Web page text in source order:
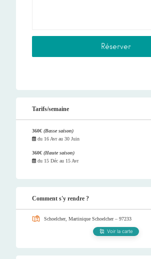
Tarifs/semaine
360€ (Basse saison)
du 16 Avrau 30 Juin
360€ (Haute saison)
du 15 Déc au 15 Avr
Comment s'y rendre ?
Schoelcher, Martinique Schoelcher – 97233
Voir la carte